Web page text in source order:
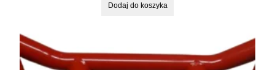
Dodaj do koszyka